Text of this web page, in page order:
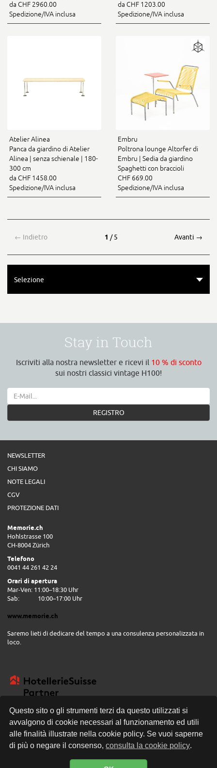
Questo sito o gli strumenti terzi da questo utilizzati si
avvalgono di cookie necessari al funzionamento ed utili
alle finalità illustrate nella cookie policy. Se vuoi saperne
di più o negare il consenso,consulta la cookie policy.
da CHF 2960.00
Spedizione/IVA inclusa
da CHF 1203.00
Spedizione/IVA inclusa
Atelier Alinea
Panca da giardino di Atelier
Alinea | senza schienale | 180-
300 cm
da CHF 1458.00
Spedizione/IVA inclusa
Embru
Poltrona lounge Altorfer di
Embru | Sedia da giardino
Spaghetti con braccioli
CHF 669.00
Spedizione/IVA inclusa
← Indietro 1 / 5 Avanti →
Selezione
Stay in Touch
Iscriviti alla nostra newsletter e ricevi il 10 % di sconto
sui nostri classici vintage H100!
REGISTRO
NEWSLETTER
CHI SIAMO
NOTE LEGALI
CGV
PROTEZIONE DATI
Memorie.ch
Hohlstrasse 100
CH-8004 Zürich
Telefono
0041 44 261 42 24
Orari di apertura
Mar-Ven: 11:00–18:30 Uhr
Sab:
10:00–17:00 Uhr
www.memorie.ch
Saremo lieti di dedicare del tempo a una consulenza personalizzata in
loco.
CONSEGNA GRATUITA